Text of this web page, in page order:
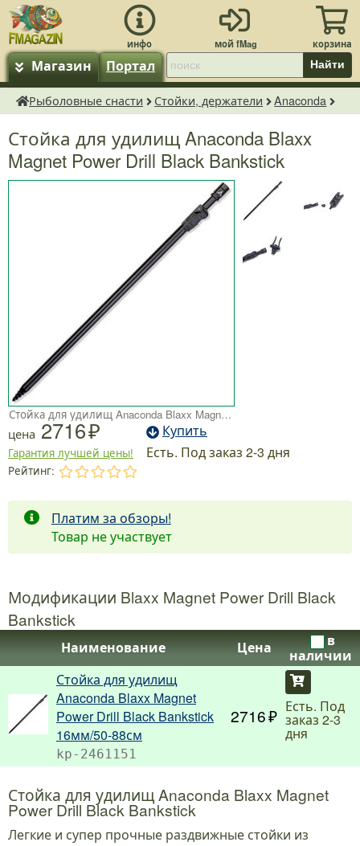
Магазин Портал Найти
fMagazin.ru
Рыболовные снасти Стойки, держатели Anaconda
Стойка для удилищ Anaconda Blaxx
Magnet Power Drill Black Bankstick
Стойка для удилищ Anaconda Blaxx Magnet Power Drill Black Bankstick 16мм/50-88см
цена 2716
Гарантия лучшей цены!
Купить
Есть. Под заказ 2-3 дня
Рейтинг:
Платим за обзоры!
Товар не участвует
Модификации Blaxx Magnet Power Drill Black
Bankstick
Наименование Цена
в
наличии
Стойка для удилищ
Anaconda Blaxx Magnet
Power Drill Black Bankstick
16мм/50-88см
kp-2461151
2716 Есть. Под
заказ 2-3
дня
Стойка для удилищ Anaconda Blaxx Magnet
Power Drill Black Bankstick
Легкие и супер прочные раздвижные стойки из